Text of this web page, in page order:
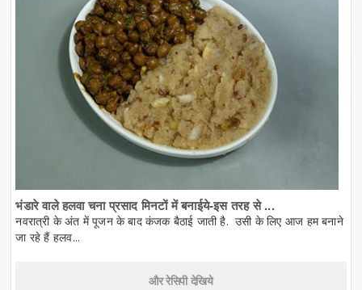
भंडारे वाले हलवा चना प्रसाद मिनटों में बनाईये-इस तरह से ...
नवरात्री के अंत में पूजन के बाद कंजक बैठाई जाती है. उसी के लिए आज हम बनाने
जा रहे हैं हलव...
और रेसिपी देखिये